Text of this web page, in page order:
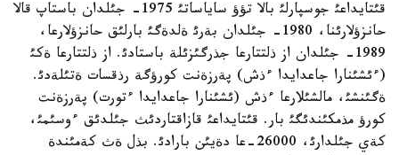
قئتايداعئ جوسپارلئ بالا تؤؤ ساياساتئ 1975- جئلدان باستاپ قالا
حانزؤلارئنا، 1980- جئلدان بةرئ ةلدةگئ بارلئق حانزؤلارعا،
1989- جئلدان از ذلتتارعا جذرگئزئلة باستادئ. از ذلتتارعا ةكئ
(ءئشئنارا جاعدايدا ءذش) پةرزةنت كورؤگة رذقسات ةتئلةدئ.
ةگئنشئ، مالشئلارعا ءذش (ئشئنارا جاعدايدا ءتورت) پةرزةنت
كورؤ مذمكئندئگئ بار. قئتايداعئ قازاقتاردئث جئلدئق ءوسئمئ،
كةي جئلدارئ، 26000-عا دةيئن بارادئ. بذل ةث كةمئندة